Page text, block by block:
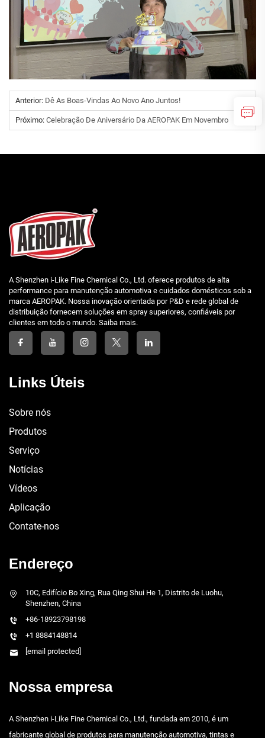
Anterior: Dê As Boas-Vindas Ao Novo Ano Juntos!
Próximo: Celebração De Aniversário Da AEROPAK Em Novembro
A Shenzhen i-Like Fine Chemical Co., Ltd. oferece produtos de alta
performance para manutenção automotiva e cuidados domésticos sob a
marca AEROPAK. Nossa inovação orientada por P&D e rede global de
distribuição fornecem soluções em spray superiores, confiáveis por
clientes em todo o mundo. Saiba mais.
Links Úteis
Sobre nós
Produtos
Serviço
Notícias
Vídeos
Aplicação
Contate-nos
Endereço
10C, Edifício Bo Xing, Rua Qing Shui He 1, Distrito de Luohu,
Shenzhen, China
+86-18923798198
+1 8884148814
[email protected]
Nossa empresa
A Shenzhen i-Like Fine Chemical Co., Ltd., fundada em 2010, é um
fabricante global de produtos para manutenção automotiva, tintas e